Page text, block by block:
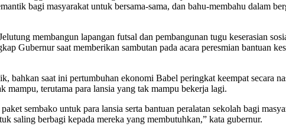
bagi masyarakat untuk bersama-sama, dan bahu-membahu dalam
membangun lapangan futsal dan pembangunan tugu keserasian
Gubernur saat memberikan sambutan pada acara peresmian bantuan
bahkan saat ini pertumbuhan ekonomi Babel peringkat keempat secara
mampu, terutama para lansia yang tak mampu bekerja lagi.
sembako untuk para lansia serta bantuan peralatan sekolah bagi
saling berbagi kepada mereka yang membutuhkan,” kata gubernur.